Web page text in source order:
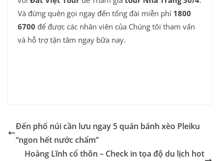
Và đừng quên gọi ngay đến tổng đài miễn phí 1800
6700 để được các nhân viên của Chúng tôi tham vấn
và hỗ trợ tận tâm ngay bữa nay.
Đến phố núi cần lưu ngay 5 quán bánh xèo Pleiku
“ngon hết nước chấm”
Hoàng Lĩnh cổ thôn – Check in tọa độ du lịch hot